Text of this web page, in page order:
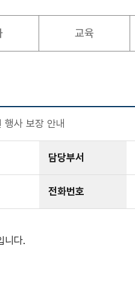
교육
행사 보장 안내
담당부서
전화번호
니다.